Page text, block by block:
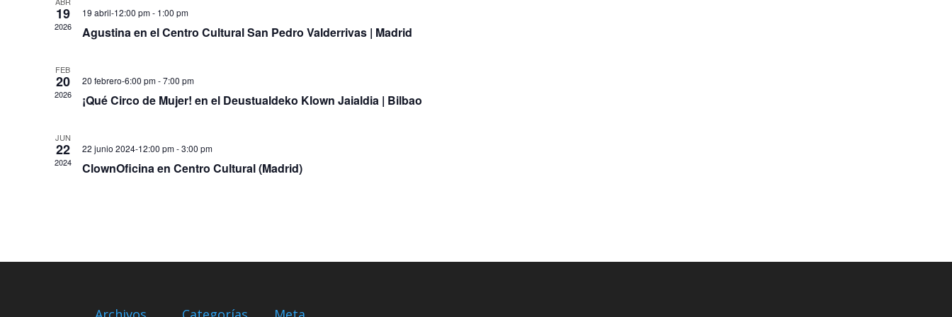
19
2026
19 abril-12:00 pm- 1:00 pm
Agustina en el Centro Cultural San Pedro Valderrivas | Madrid
FEB
20
2026
20 febrero-6:00 pm-7:00 pm
¡Qué Circo de Mujer! en el Deustualdeko Klown Jaialdia | Bilbao
JUN
22
2024
22 junio 2024-12:00 pm-3:00 pm
ClownOficina en Centro Cultural (Madrid)